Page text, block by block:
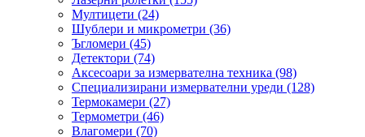
Мултицети (24)
Шублери и микрометри (36)
Ъгломери (45)
Детектори (74)
Аксесоари за измервателна техника (98)
Специализирани измервателни уреди (128)
Термокамери (27)
Термометри (46)
Влагомери (70)